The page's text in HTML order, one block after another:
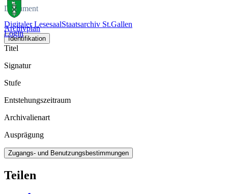
Digitaler LesesaalStaatsarchiv St.Gallen
Login
Dokument
Archivplan
Identifikation
Titel
Signatur
Stufe
Entstehungszeitraum
Archivalienart
Ausprägung
Zugangs- und Benutzungsbestimmungen
Teilen